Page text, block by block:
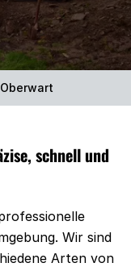
Oberwart
schnell und
Wir sind
Arten von